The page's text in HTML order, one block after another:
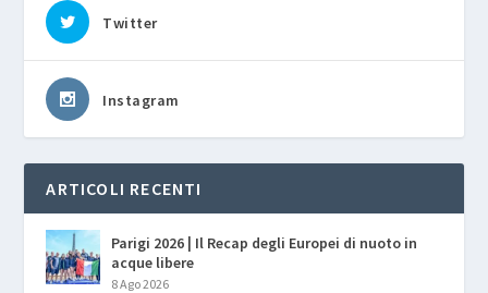
Twitter
Instagram
ARTICOLI RECENTI
Parigi 2026 | Il Recap degli Europei di nuoto in
acque libere
8 Ago 2026